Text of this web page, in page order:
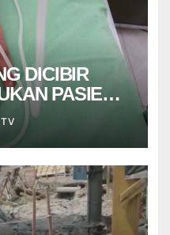
DICIBIR
PASIEN